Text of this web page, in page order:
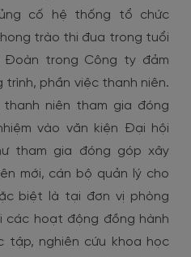
cố hệ thống tổ chức
trào thi đua trong tuổi
Đoàn trong Công ty đảm
phần việc thanh niên.
niên tham gia đóng
vào văn kiện Đại hội
tham gia đóng góp xây
mới, cán bộ quản lý cho
biệt là tại đơn vị phòng
các hoạt động đồng hành
tập, nghiên cứu khoa học